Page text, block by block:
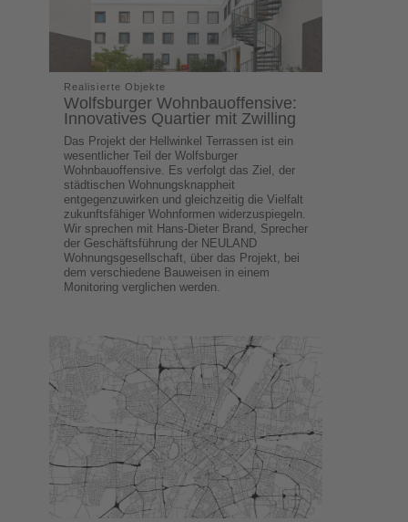
Realisierte Objekte
Wolfsburger Wohnbauoffensive:
Innovatives Quartier mit Zwilling
Das Projekt der Hellwinkel Terrassen ist ein
wesentlicher Teil der Wolfsburger
Wohnbauoffensive. Es verfolgt das Ziel, der
städtischen Wohnungsknappheit
entgegenzuwirken und gleichzeitig die Vielfalt
zukunftsfähiger Wohnformen widerzuspiegeln.
Wir sprechen mit Hans-Dieter Brand, Sprecher
der Geschäftsführung der NEULAND
Wohnungsgesellschaft, über das Projekt, bei
dem verschiedene Bauweisen in einem
Monitoring verglichen werden.